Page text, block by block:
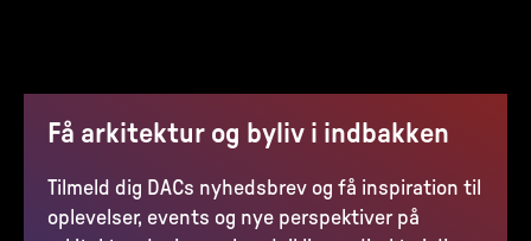
Få arkitektur og byliv i indbakken
Tilmeld dig DACs nyhedsbrev og få inspiration til
oplevelser, events og nye perspektiver på